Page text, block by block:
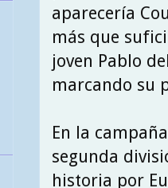
aparecería
más que
joven Pablo
marcando su
En la
segunda
historia por